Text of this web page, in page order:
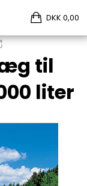
DKK 0,00
til
liter